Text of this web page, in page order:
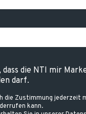
die NTI mir
darf.
die Zustimmung jederzeit
kann.